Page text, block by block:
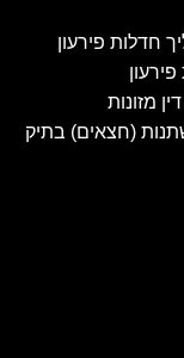
חדלות פירעון
מזונות
(חצאים) בתיק